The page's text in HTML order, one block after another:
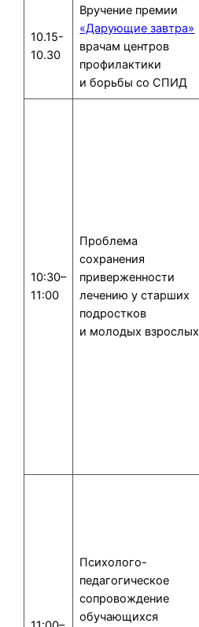
10.15-
10.30
Вручение премии
«Дарующие завтра»
врачам центров
профилактики
и борьбы со СПИД
10:30–
11:00
Проблема
сохранения
приверженности
лечению у старших
подростков
и молодых взрослых
Психолого-
педагогическое
сопровождение
обучающихся